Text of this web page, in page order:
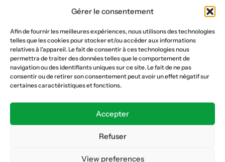
Gérer le consentement
Afin de fournir les meilleures expériences, nous utilisons des technologies
telles que les cookies pour stocker et/ou accéder aux informations
relatives à l'appareil. Le fait de consentir à ces technologies nous
permettra de traiter des données telles que le comportement de
navigation ou des identifiants uniques sur ce site. Le fait de ne pas
consentir ou de retirer son consentement peut avoir un effet négatif sur
certaines caractéristiques et fonctions.
Accepter
Refuser
View preferences
Maçonnerie et génie civil
Parqueterie et sols
Menuiserie et bois
Plâtrerie et peinture
Nous suivre
Formation continue
Caisse AVS 66.1